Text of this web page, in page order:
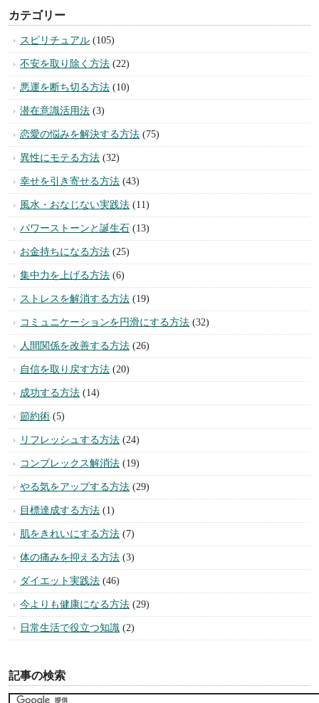
カテゴリー
スピリチュアル (105)
不安を取り除く方法 (22)
悪運を断ち切る方法 (10)
潜在意識活用法 (3)
恋愛の悩みを解決する方法 (75)
異性にモテる方法 (32)
幸せを引き寄せる方法 (43)
風水・おなじない実践法 (11)
パワーストーンと誕生石 (13)
お金持ちになる方法 (25)
集中力を上げる方法 (6)
ストレスを解消する方法 (19)
コミュニケーションを円滑にする方法 (32)
人間関係を改善する方法 (26)
自信を取り戻す方法 (20)
成功する方法 (14)
節約術 (5)
リフレッシュする方法 (24)
コンプレックス解消法 (19)
やる気をアップする方法 (29)
目標達成する方法 (1)
肌をきれいにする方法 (7)
体の痛みを抑える方法 (3)
ダイエット実践法 (46)
今よりも健康になる方法 (29)
日常生活で役立つ知識 (2)
記事の検索